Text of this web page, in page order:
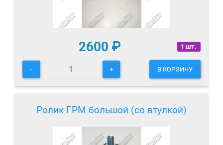
1 шт.
2600 ₽
- + В КОРЗИНУ
Ролик ГРМ большой (со втулкой)